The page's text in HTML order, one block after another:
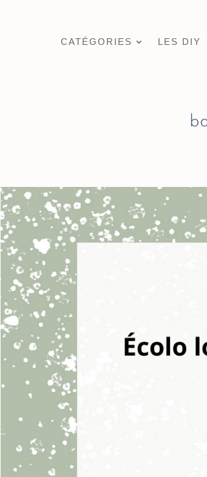
CATÉGORIES LES DIY